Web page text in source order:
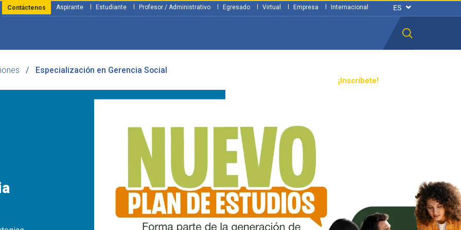
¡Inscríbete!
Aspirante Estudiante Profesor / Administrativo Egresado Virtual Empresa Internacional
Contáctenos
Especialización en Gerencia Social